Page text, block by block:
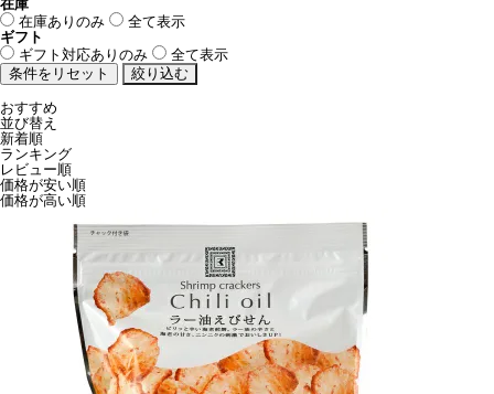
在庫
在庫ありのみ
全て表示
ギフト
ギフト対応ありのみ
全て表示
おすすめ
並び替え
新着順
ランキング
レビュー順
価格が安い順
価格が高い順